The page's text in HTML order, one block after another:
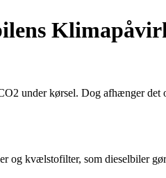
under kørsel. Dog afhænger
og kvælstofilter, som dieselbiler